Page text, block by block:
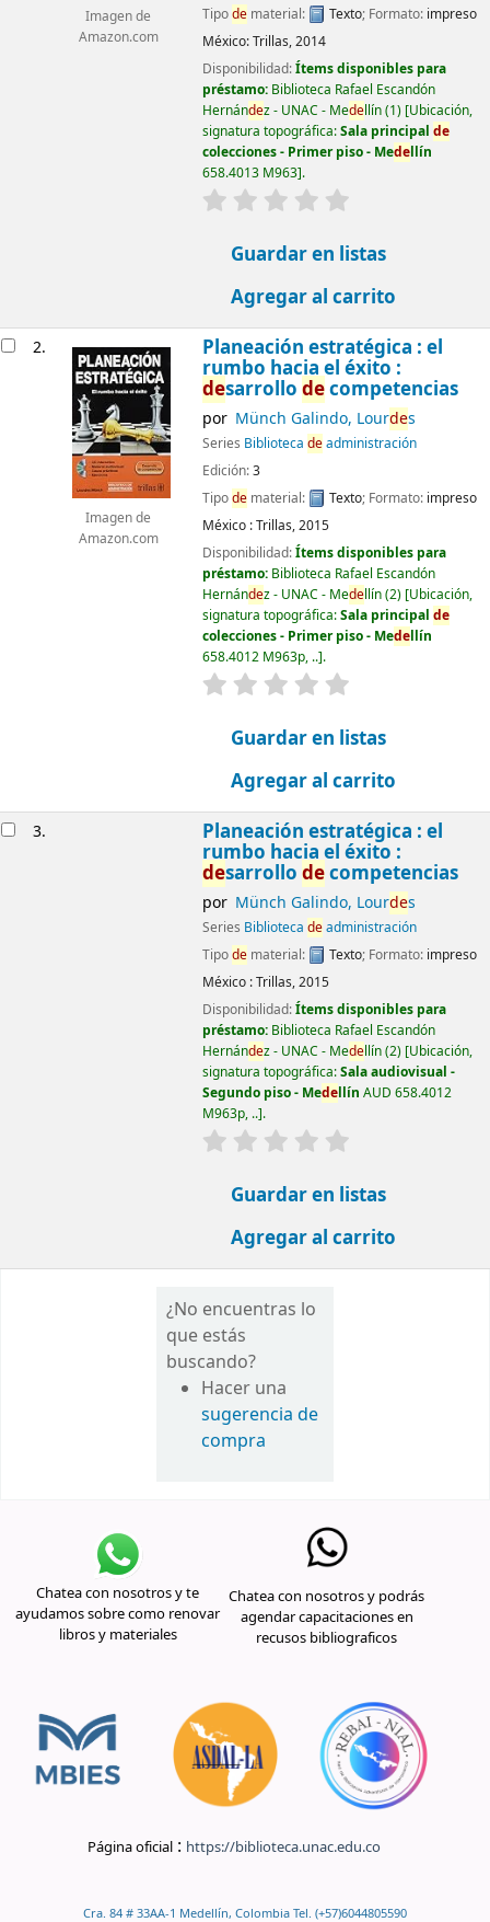
Imagen de
Amazon.com
Tipodematerial: Texto; Formato: impreso
México:Trillas,2014
Disponibilidad:Ítems disponibles para
préstamo: Biblioteca Rafael Escandón
Hernández - UNAC - Medellín(1) Ubicación,
signatura topográfica:Sala principal de
colecciones - Primer piso - Medellín
658.4013 M963 .
valoración
Guardar en listas
Agregar al carrito
2.
Imagen de
Amazon.com
Planeación estratégica : el
rumbo hacia el éxito :
desarrollo decompetencias
por Münch Galindo, Lourdes
Series Biblioteca deadministración
Edición:3
Tipodematerial: Texto; Formato: impreso
México :Trillas,2015
Disponibilidad:Ítems disponibles para
préstamo: Biblioteca Rafael Escandón
Hernández - UNAC - Medellín(2) Ubicación,
signatura topográfica:Sala principal de
colecciones - Primer piso - Medellín
658.4012 M963p, .. .
valoración
Guardar en listas
Agregar al carrito
3. Planeación estratégica : el
rumbo hacia el éxito :
desarrollo decompetencias
por Münch Galindo, Lourdes
Series Biblioteca deadministración
Tipodematerial: Texto; Formato: impreso
México :Trillas,2015
Disponibilidad:Ítems disponibles para
préstamo: Biblioteca Rafael Escandón
Hernández - UNAC - Medellín(2) Ubicación,
signatura topográfica:Sala audiovisual -
Segundo piso - Medellín AUD 658.4012
M963p, .. .
valoración
Guardar en listas
Agregar al carrito
¿No encuentras lo
que estás
buscando?
Hacer una
sugerencia de
compra
Chatea con nosotros y te
ayudamos sobre como renovar
libros y materiales
Chatea con nosotros y podrás
agendar capacitaciones en
recusos bibliograficos
Página oficial : https://biblioteca.unac.edu.co
Cra. 84 # 33AA-1 Medellín, Colombia Tel. (+57)6044805590